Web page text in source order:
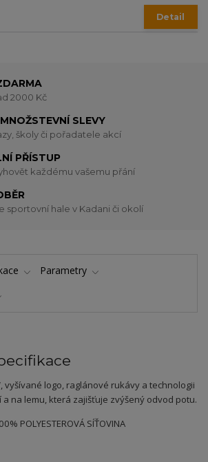
Detail
2000 Kč
SLEVY
školy či pořadatele akcí
PŘÍSTUP
každému vašemu přání
sportovní hale v Kadani či okolí
Parametry
vyšívané logo, raglánové rukávy a technologii
a na lemu, která zajišťuje zvýšený odvod potu.
POLYESTEROVÁ SÍŤOVINA